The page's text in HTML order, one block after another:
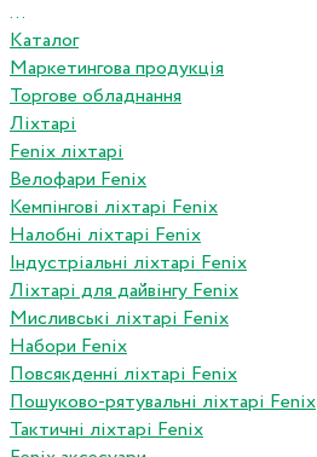
...
Каталог
Маркетингова продукція
Торгове обладнання
Ліхтарі
Fenix ліхтарі
Велофари Fenix
Кемпінгові ліхтарі Fenix
Налобні ліхтарі Fenix
Індустріальні ліхтарі Fenix
Ліхтарі для дайвінгу Fenix
Мисливські ліхтарі Fenix
Набори Fenix
Повсякденні ліхтарі Fenix
Пошуково-рятувальні ліхтарі Fenix
Тактичні ліхтарі Fenix